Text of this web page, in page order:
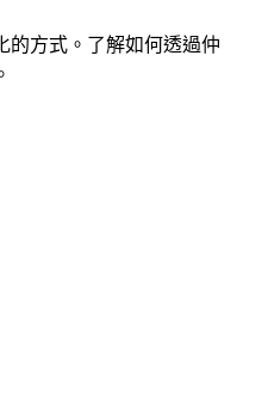
仲量聯行的方式。一種
的方式。了解如何透過仲